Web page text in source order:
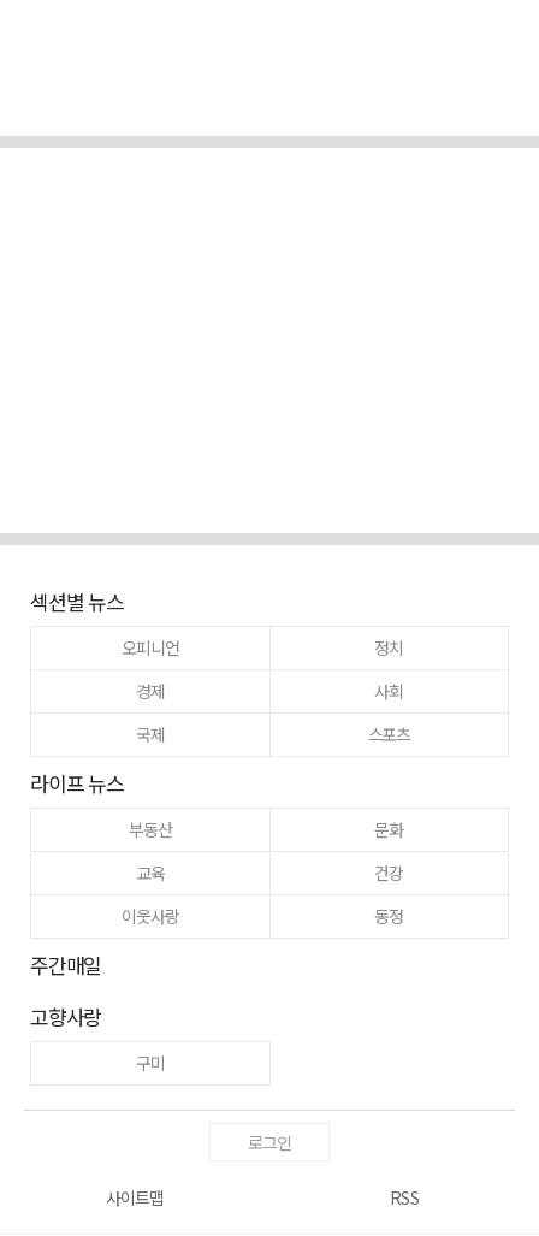
섹션별 뉴스
오피니언
정치
경제
사회
국제
스포츠
라이프 뉴스
부동산
문화
교육
건강
이웃사랑
동정
주간매일
고향사랑
구미
로그인
사이트맵 RSS